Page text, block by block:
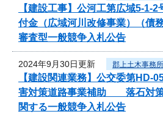
【建設工事】公河工第広域5-1-
付金（広域河川改修事業）（債
審査型一般競争入札公告
2024年9月30日更新 郡上土木事務所
【建設関連業務】公交委第HD-
害対策道路事業補助 落石対策
関する一般競争入札公告